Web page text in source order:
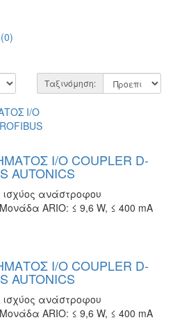
Ταξινόμηση:
I/O COUPLER D-
AUTONICS
ανάστροφου
ARIO: ≤ 9,6 W, ≤ 400 mA
I/O COUPLER D-
AUTONICS
ανάστροφου
ARIO: ≤ 9,6 W, ≤ 400 mA